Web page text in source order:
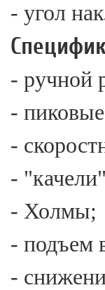
- угол
- ручной
-
-
-
- Холмы;
- подъем
-